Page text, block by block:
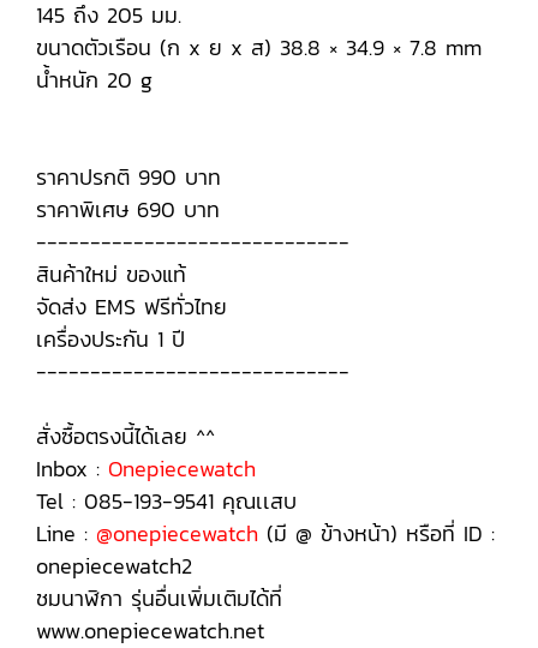
145 ถึง 205 มม.
ขนาดตัวเรือน (ก x ย x ส) 38.8 × 34.9 × 7.8 mm
น้ำหนัก 20 g
ราคาปรกติ 990 บาท
ราคาพิเศษ 690 บาท
-----------------------------
สินค้าใหม่ ของแท้
จัดส่ง EMS ฟรีทั่วไทย
เครื่องประกัน 1 ปี
-----------------------------
สั่งซื้อตรงนี้ได้เลย ^^
Inbox : Onepiecewatch
Tel : 085-193-9541 คุณเเสบ
Line : @onepiecewatch (มี @ ข้างหน้า) หรือที่ ID :
onepiecewatch2
ชมนาฬิกา รุ่นอื่นเพิ่มเติมได้ที่
www.onepiecewatch.net